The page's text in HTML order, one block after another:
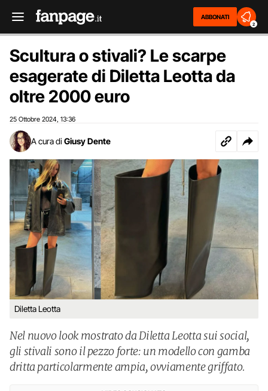
ABBONATI
2
Scultura o stivali? Le scarpe
esagerate di Diletta Leotta da
oltre 2000 euro
25 Ottobre 2024 13:36
A cura di Giusy Dente
Diletta Leotta
Nel nuovo look mostrato da Diletta Leotta sui social,
gli stivali sono il pezzo forte: un modello con gamba
dritta particolarmente ampia, ovviamente griffato.